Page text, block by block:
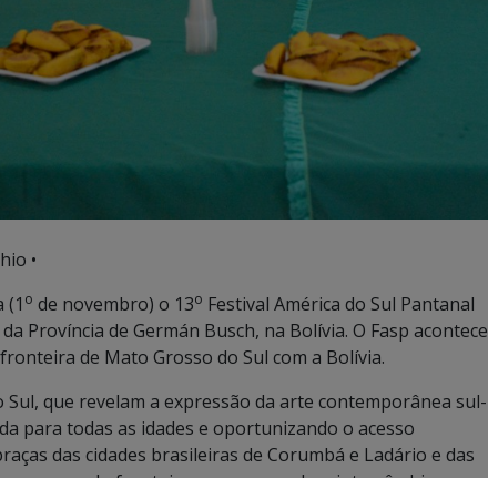
•
(1 o de novembro) o 13o Festival América do Sul Pantanal
Província de Germán Busch, na Bolívia. O Fasp acontece
de Mato Grosso do Sul com a Bolívia.
que revelam a expressão da arte contemporânea sul-
para todas as idades e oportunizando o acesso
das cidades brasileiras de Corumbá e Ladário e das